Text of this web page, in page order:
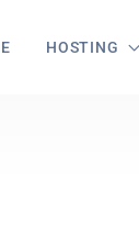
HOSTING